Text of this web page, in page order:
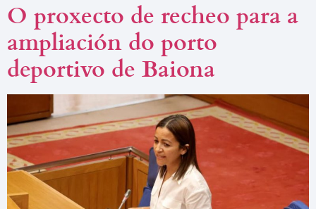
O proxecto de recheo para a
ampliación do porto
deportivo de Baiona